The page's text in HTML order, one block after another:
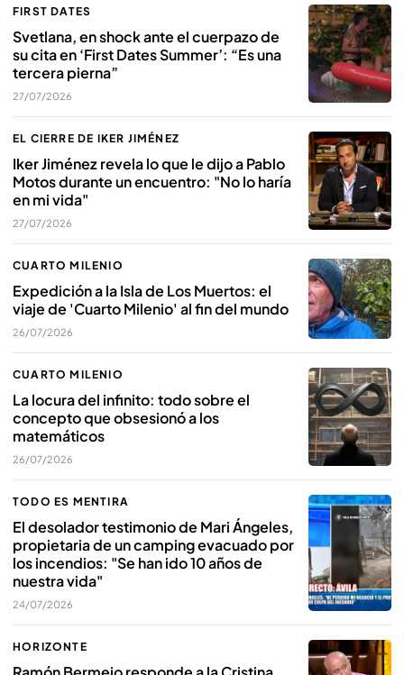
FIRST DATES
Svetlana, en shock ante el cuerpazo de
su cita en ‘First Dates Summer’: “Es una
tercera pierna”
27/07/2026
EL CIERRE DE IKER JIMÉNEZ
Iker Jiménez revela lo que le dijo a Pablo
Motos durante un encuentro: "No lo haría
en mi vida"
27/07/2026
CUARTO MILENIO
Expedición a la Isla de Los Muertos: el
viaje de 'Cuarto Milenio' al fin del mundo
26/07/2026
CUARTO MILENIO
La locura del infinito: todo sobre el
concepto que obsesionó a los
matemáticos
26/07/2026
TODO ES MENTIRA
El desolador testimonio de Mari Ángeles,
propietaria de un camping evacuado por
los incendios: "Se han ido 10 años de
nuestra vida"
24/07/2026
HORIZONTE